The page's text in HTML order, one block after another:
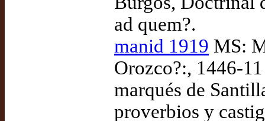
ad quem?.
manid 1919 MS:
Orozco?:, 1446-
marqués de
proverbios y